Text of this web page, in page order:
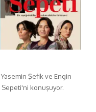
Şefik ve Engin
konuşuyor.